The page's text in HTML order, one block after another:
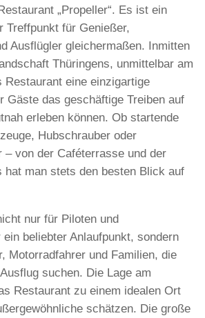
„Propeller“. Es ist ein
Treffpunkt für Genießer,
Ausflügler gleichermaßen. Inmitten
Thüringens, unmittelbar am
Restaurant eine einzigartige
Gäste das geschäftige Treiben auf
erleben können. Ob startende
Hubschrauber oder
– von der Caféterrasse und der
hat man stets den besten Blick auf
nur für Piloten und
beliebter Anlaufpunkt, sondern
Motorradfahrer und Familien, die
suchen. Die Lage am
Restaurant zu einem idealen Ort
schätzen. Die große